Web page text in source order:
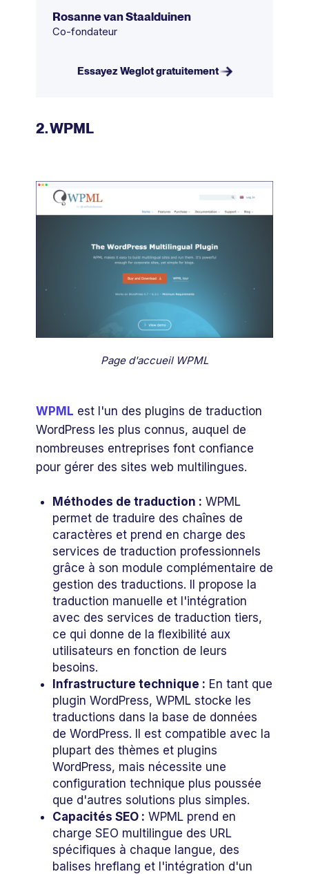
Rosanne van Staalduinen
Co-fondateur
Essayez Weglot gratuitement
2. WPML
Page d'accueil WPML
WPML est l'un des plugins de traduction
WordPress les plus connus, auquel de
nombreuses entreprises font confiance
pour gérer des sites web multilingues.
Méthodes de traduction : WPML
permet de traduire des chaînes de
caractères et prend en charge des
services de traduction professionnels
grâce à son module complémentaire de
gestion des traductions. Il propose la
traduction manuelle et l'intégration
avec des services de traduction tiers,
ce qui donne de la flexibilité aux
utilisateurs en fonction de leurs
besoins.
Infrastructure technique : En tant que
plugin WordPress, WPML stocke les
traductions dans la base de données
de WordPress. Il est compatible avec la
plupart des thèmes et plugins
WordPress, mais nécessite une
configuration technique plus poussée
que d'autres solutions plus simples.
Capacités SEO : WPML prend en
charge SEO multilingue des URL
spécifiques à chaque langue, des
balises hreflang et l'intégration d'un